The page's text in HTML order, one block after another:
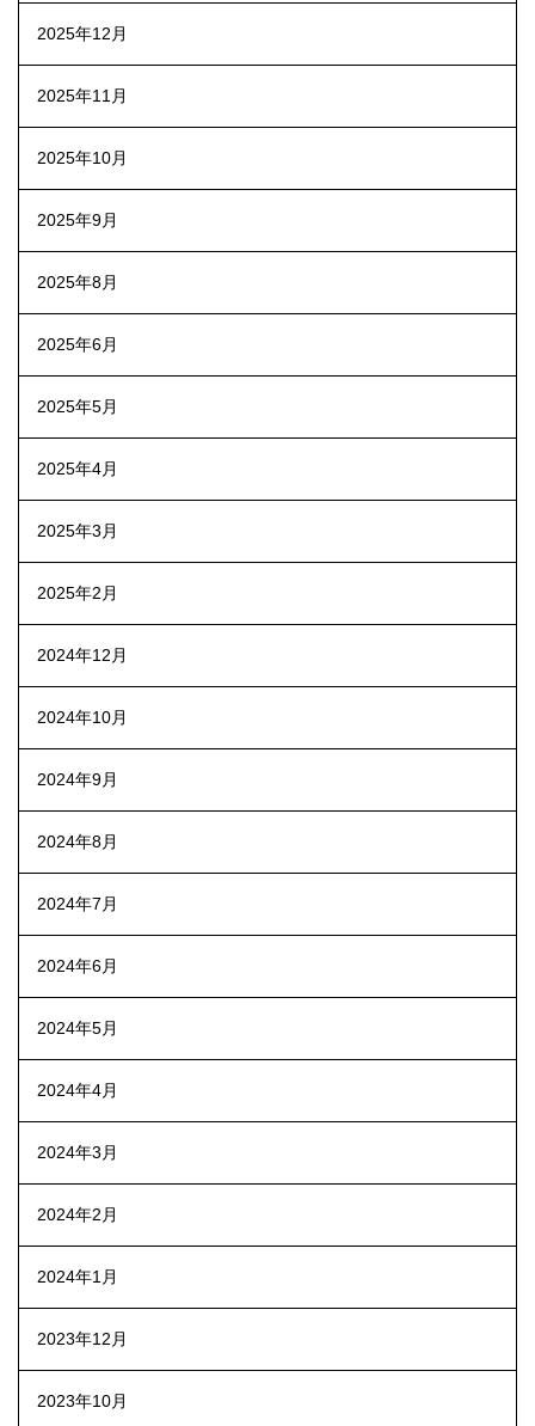
2025年12月
2025年11月
2025年10月
2025年9月
2025年8月
2025年6月
2025年5月
2025年4月
2025年3月
2025年2月
2024年12月
2024年10月
2024年9月
2024年8月
2024年7月
2024年6月
2024年5月
2024年4月
2024年3月
2024年2月
2024年1月
2023年12月
2023年10月